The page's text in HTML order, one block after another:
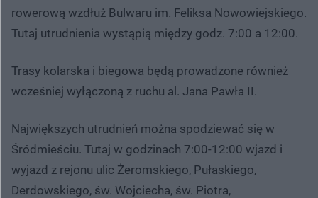
rowerową wzdłuż Bulwaru im. Feliksa Nowowiejskiego.
Tutaj utrudnienia wystąpią między godz. 7:00 a 12:00.
Trasy kolarska i biegowa będą prowadzone również
wcześniej wyłączoną z ruchu al. Jana Pawła II.
Największych utrudnień można spodziewać się w
Śródmieściu. Tutaj w godzinach 7:00-12:00 wjazd i
wyjazd z rejonu ulic Żeromskiego, Pułaskiego,
Derdowskiego, św. Wojciecha, św. Piotra,